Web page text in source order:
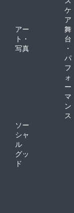
ケ
ア
アー
ト・
写真
舞
台
・
パ
フ
ォ
ー
マ
ン
ス
ソー
シャ
ル
グッ
ド